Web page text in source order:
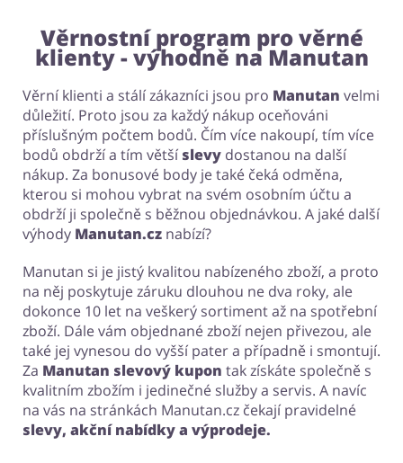
Věrnostní program pro věrné
klienty - výhodně na Manutan
Věrní klienti a stálí zákazníci jsou pro Manutan velmi
důležití. Proto jsou za každý nákup oceňováni
příslušným počtem bodů. Čím více nakoupí, tím více
bodů obdrží a tím větší slevy dostanou na další
nákup. Za bonusové body je také čeká odměna,
kterou si mohou vybrat na svém osobním účtu a
obdrží ji společně s běžnou objednávkou. A jaké další
výhody Manutan.cz nabízí?
Manutan si je jistý kvalitou nabízeného zboží, a proto
na něj poskytuje záruku dlouhou ne dva roky, ale
dokonce 10 let na veškerý sortiment až na spotřební
zboží. Dále vám objednané zboží nejen přivezou, ale
také jej vynesou do vyšší pater a případně i smontují.
Za Manutan slevový kupon tak získáte společně s
kvalitním zbožím i jedinečné služby a servis. A navíc
na vás na stránkách Manutan.cz čekají pravidelné
slevy, akční nabídky a výprodeje.